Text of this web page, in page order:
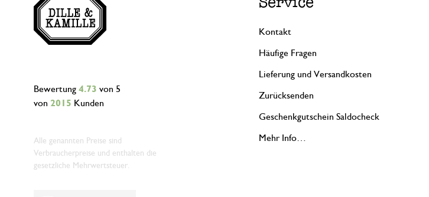
Bewertung 4.73 von 5
von 2015 Kunden
Alle genannten Preise sind
Verbraucherpreise und enthalten die
gesetzliche Mehrwertsteuer.
Kontakt
Häufige Fragen
Lieferung und Versandkosten
Zurücksenden
Geschenkgutschein Saldocheck
Mehr Info…